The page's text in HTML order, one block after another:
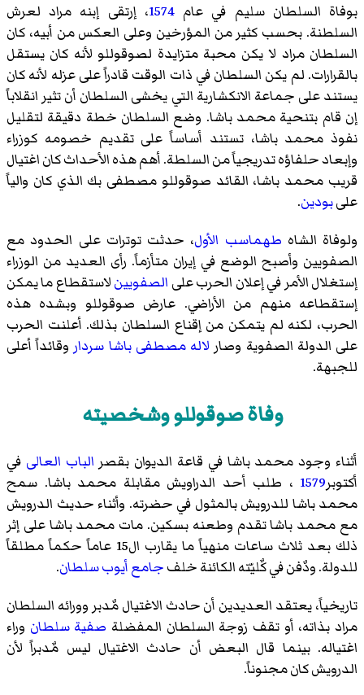
بوفاة السلطان سليم في عام1574، إرتقى إبنه مراد لعرش
السلطنة. بحسب كثير من المؤرخين وعلى العكس من أبيه، كان
السلطان مراد لا يكن محبة متزايدة لصوقوللو لأنه كان يستقل
بالقرارات. لم يكن السلطان في ذات الوقت قادراً على عزله لأنه كان
يستند على جماعة الانكشارية التي يخشى السلطان أن تثير انقلاباً
إن قام بتنحية محمد باشا. وضع السلطان خطة دقيقة لتقليل
نفوذ محمد باشا، تستند أساساً على تقديم خصومه كوزراء
وإبعاد حلفاؤه تدريجياً من السلطة. أهم هذه الأحداث كان اغتيال
قريب محمد باشا، القائد صوقوللو مصطفى بك الذي كان والياً
علىبودين.
ولوفاة الشاه طهماسب الأول، حدثت توترات على الحدود مع
الصفويين وأصبح الوضع في إيران متأزماً. رأى العديد من الوزراء
إستغلال الأمر في إعلان الحرب على الصفويينلاستقطاع ما يمكن
إستقطاعه منهم من الأراضي. عارض صوقوللو وبشده هذه
الحرب، لكنه لم يتمكن من إقناع السلطان بذلك. أعلنت الحرب
على الدولة الصفوية وصار لاله مصطفى باشا سردار وقائداً أعلى
للجبهة.
وفاة صوقوللو وشخصيته
أثناء وجود محمد باشا في قاعة الديوان بقصر الباب العالى في
أكتوبر1579 ، طلب أحد الدراويش مقابلة محمد باشا. سمح
محمد باشا للدرويش بالمثول في حضرته. وأثناء حديث الدرويش
مع محمد باشا تقدم وطعنه بسكين. مات محمد باشا على إثر
ذلك بعد ثلاث ساعات منهياً ما يقارب ال15 عاماً حكماً مطلقاً
للدولة. ودٌفن في كٌليّته الكائنة خلفجامع أيوب سلطان.
تاريخياً، يعتقد العديدين أن حادث الاغتيال مٌدبر وورائه السلطان
مراد بذاته، أو تقف زوجة السلطان المفضلة صفية سلطان وراء
اغتياله. بينما قال البعض أن حادث الاغتيال ليس مٌدبراً لأن
الدرويش كان مجنوناً.